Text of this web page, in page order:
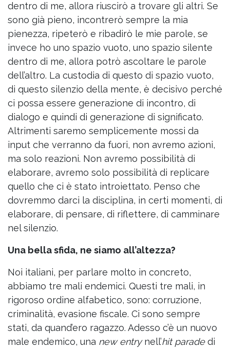
dentro di me, allora riuscirò a trovare gli altri. Se
sono già pieno, incontrerò sempre la mia
pienezza, ripeterò e ribadirò le mie parole, se
invece ho uno spazio vuoto, uno spazio silente
dentro di me, allora potrò ascoltare le parole
dell’altro. La custodia di questo di spazio vuoto,
di questo silenzio della mente, è decisivo perché
ci possa essere generazione di incontro, di
dialogo e quindi di generazione di significato.
Altrimenti saremo semplicemente mossi da
input che verranno da fuori, non avremo azioni,
ma solo reazioni. Non avremo possibilità di
elaborare, avremo solo possibilità di replicare
quello che ci è stato introiettato. Penso che
dovremmo darci la disciplina, in certi momenti, di
elaborare, di pensare, di riflettere, di camminare
nel silenzio.
Una bella sfida, ne siamo all’altezza?
Noi italiani, per parlare molto in concreto,
abbiamo tre mali endemici. Questi tre mali, in
rigoroso ordine alfabetico, sono: corruzione,
criminalità, evasione fiscale. Ci sono sempre
stati, da quand’ero ragazzo. Adesso c’è un nuovo
male endemico, una new entrynell’hit paradedi